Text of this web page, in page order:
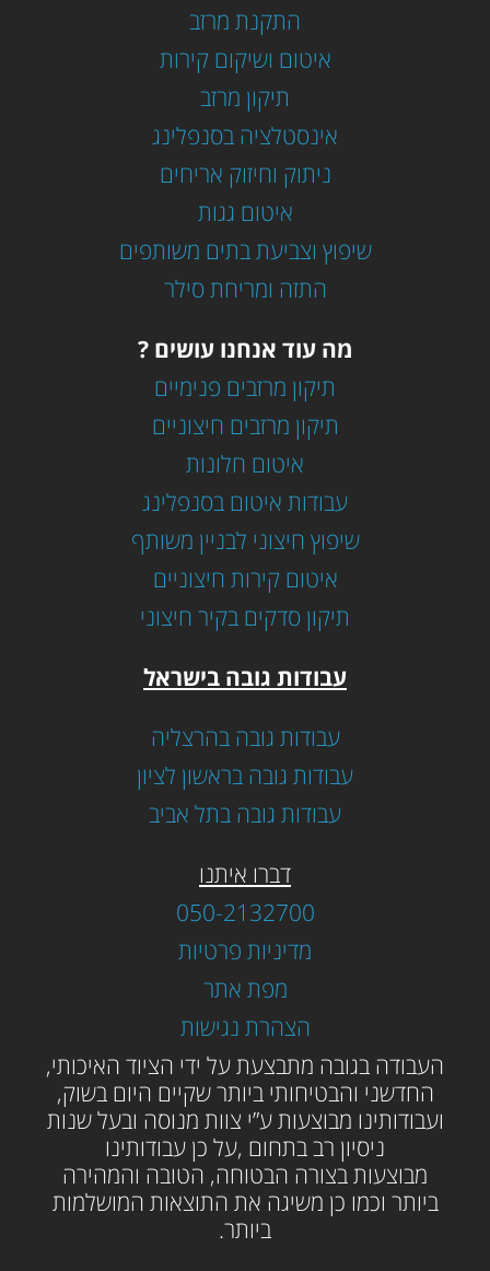
התקנת מרזב
איטום ושיקום קירות
תיקון מרזב
אינסטלציה בסנפלינג
ניתוק וחיזוק אריחים
איטום גגות
שיפוץ וצביעת בתים משותפים
התזה ומריחת סילר
מה עוד אנחנו עושים ?
תיקון מרזבים פנימיים
תיקון מרזבים חיצוניים
איטום חלונות
עבודות איטום בסנפלינג
שיפוץ חיצוני לבניין משותף
איטום קירות חיצוניים
תיקון סדקים בקיר חיצוני
עבודות גובה בישראל
עבודות גובה בהרצליה
עבודות גובה בראשון לציון
עבודות גובה בתל אביב
דברו איתנו
050-2132700
מדיניות פרטיות
מפת אתר
הצהרת נגישות
העבודה בגובה מתבצעת על ידי הציוד האיכותי,
החדשני והבטיחותי ביותר שקיים היום בשוק,
ועבודותינו מבוצעות ע”י צוות מנוסה ובעל שנות
ניסיון רב בתחום ,על כן עבודותינו
מבוצעות בצורה הבטוחה, הטובה והמהירה
ביותר וכמו כן משיגה את התוצאות המושלמות
ביותר.